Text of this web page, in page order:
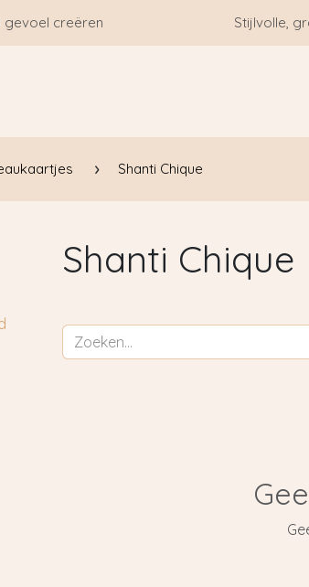
gevoel creëren Stijlvolle,
Shanti Chique
Shanti Chique